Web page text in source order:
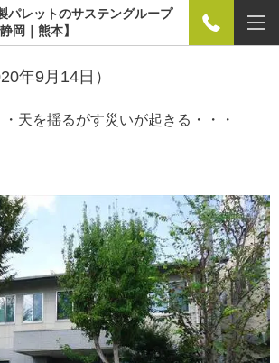
パレットのサステングループ
静岡｜熊本】
年9月14日）
天を揺るがす災いが起きる・・・